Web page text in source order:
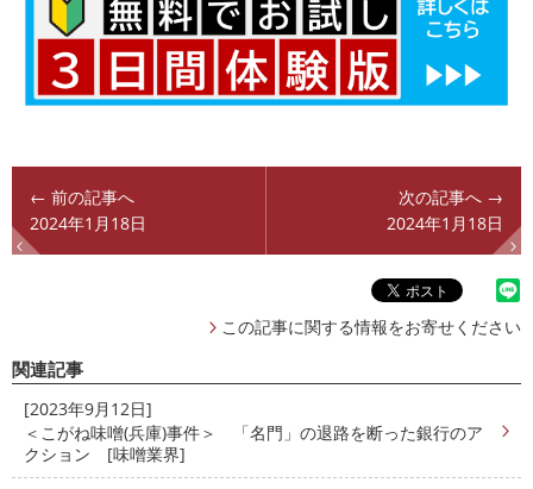
← 前の記事へ
2024年1月18日
次の記事へ →
2024年1月18日
この記事に関する情報をお寄せください
関連記事
[2023年9月12日]
＜こがね味噌(兵庫)事件＞ 「名門」の退路を断った銀行のア
クション [味噌業界]